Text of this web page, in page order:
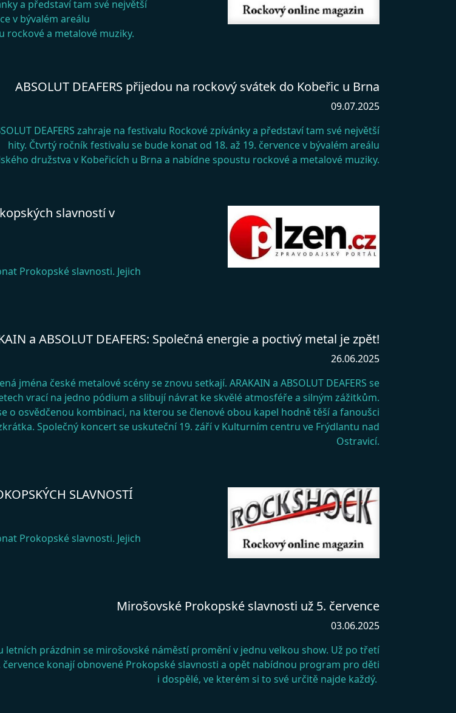
a představí tam své největší
v bývalém areálu
rockové a metalové muziky.
ABSOLUT DEAFERS přijedou na rockový svátek do Kobeřic u Brna
09.07.2025
DEAFERS zahraje na festivalu Rockové zpívánky a představí tam své největší
hity. Čtvrtý ročník festivalu se bude konat od 18. až 19. července v bývalém areálu
družstva v Kobeřicích u Brna a nabídne spoustu rockové a metalové muziky.
slavností v
Prokopské slavnosti. Jejich
a ABSOLUT DEAFERS: Společná energie a poctivý metal je zpět!
26.06.2025
jména české metalové scény se znovu setkají. ARAKAIN a ABSOLUT DEAFERS se
vrací na jedno pódium a slibují návrat ke skvělé atmosféře a silným zážitkům.
o osvědčenou kombinaci, na kterou se členové obou kapel hodně těší a fanoušci
Společný koncert se uskuteční 19. září v Kulturním centru ve Frýdlantu nad
Ostravicí.
SLAVNOSTÍ
Prokopské slavnosti. Jejich
Mirošovské Prokopské slavnosti už 5. července
03.06.2025
letních prázdnin se mirošovské náměstí promění v jednu velkou show. Už po třetí
července konají obnovené Prokopské slavnosti a opět nabídnou program pro děti
i dospělé, ve kterém si to své určitě najde každý.